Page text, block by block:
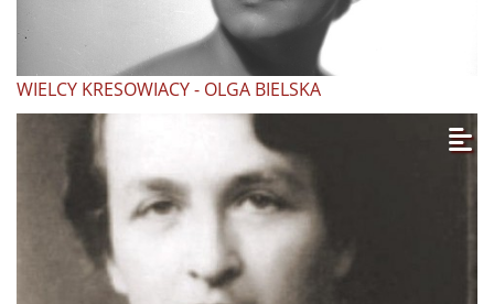
WIELCY KRESOWIACY - OLGA BIELSKA